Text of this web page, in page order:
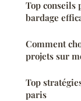
Top
bardage
Comment
projets sur
Top
paris